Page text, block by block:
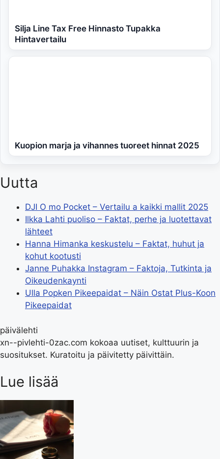
Silja Line Tax Free Hinnasto Tupakka
Hintavertailu
Kuopion marja ja vihannes tuoreet hinnat 2025
Uutta
DJI O mo Pocket – Vertailu a kaikki mallit 2025
Ilkka Lahti puoliso – Faktat, perhe ja luotettavat
lähteet
Hanna Himanka keskustelu – Faktat, huhut ja
kohut kootusti
Janne Puhakka Instagram – Faktoja, Tutkinta ja
Oikeudenkaynti
Ulla Popken Pikeepaidat – Näin Ostat Plus-Koon
Pikeepaidat
päivälehti
xn--pivlehti-0zac.com kokoaa uutiset, kulttuurin ja
suositukset. Kuratoitu ja päivitetty päivittäin.
Lue lisää